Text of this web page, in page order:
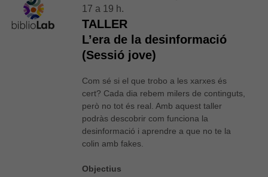
17 a 19 h.
TALLER
L’era de la desinformació
(Sessió jove)
Com sé si el que trobo a les xarxes és
cert? Cada dia rebem milers de continguts,
però no tot és real. Amb aquest taller
podràs descobrir com funciona la
desinformació i aprendre a que no te la
colin amb fakes.
Objectius